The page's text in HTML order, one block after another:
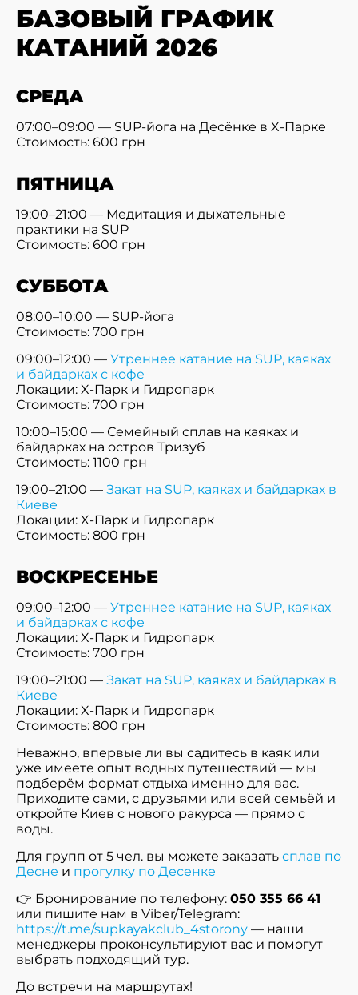
БАЗОВЫЙ ГРАФИК
КАТАНИЙ 2026
СРЕДА
07:00–09:00 — SUP-йога на Десёнке в X-Парке
Стоимость: 600 грн
ПЯТНИЦА
19:00–21:00 — Медитация и дыхательные
практики на SUP
Стоимость: 600 грн
СУББОТА
08:00–10:00 — SUP-йога
Стоимость: 700 грн
09:00–12:00 — Утреннее катание на SUP, каяках
и байдарках с кофе
Локации: X-Парк и Гидропарк
Стоимость: 700 грн
10:00–15:00 — Семейный сплав на каяках и
байдарках на остров Тризуб
Стоимость: 1100 грн
19:00–21:00 — Закат на SUP, каяках и байдарках в
Киеве
Локации: X-Парк и Гидропарк
Стоимость: 800 грн
ВОСКРЕСЕНЬЕ
09:00–12:00 — Утреннее катание на SUP, каяках
и байдарках с кофе
Локации: X-Парк и Гидропарк
Стоимость: 700 грн
19:00–21:00 — Закат на SUP, каяках и байдарках в
Киеве
Локации: X-Парк и Гидропарк
Стоимость: 800 грн
Неважно, впервые ли вы садитесь в каяк или
уже имеете опыт водных путешествий — мы
подберём формат отдыха именно для вас.
Приходите сами, с друзьями или всей семьёй и
откройте Киев с нового ракурса — прямо с
воды.
Для групп от 5 чел. вы можете заказать сплав по
Десне и прогулку по Десенке
👉 Бронирование по телефону: 050 355 66 41
или пишите нам в Viber/Telegram:
https://t.me/supkayakclub_4storony — наши
менеджеры проконсультируют вас и помогут
выбрать подходящий тур.
До встречи на маршрутах!